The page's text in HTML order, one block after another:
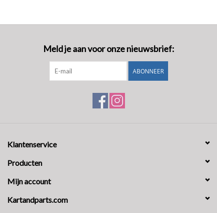
Meld je aan voor onze nieuwsbrief:
ABONNEER
Klantenservice
Producten
Mijn account
Kartandparts.com